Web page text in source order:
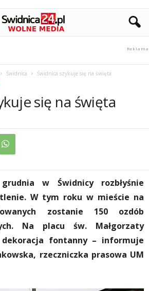
Świdnica Świdnica szykuje się na święta
się na święta
w Świdnicy rozbłyśnie
. W tym roku w mieście na
zostanie 150 ozdób
Na placu św. Małgorzaty
fontanny – informuje
rzeczniczka prasowa UM